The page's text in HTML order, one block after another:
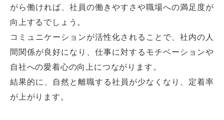
がら働ければ、社員の働きやすさや職場への満足度が
向上するでしょう。
コミュニケーションが活性化されることで、社内の人
間関係が良好になり、仕事に対するモチベーションや
自社への愛着心の向上につながります。
結果的に、自然と離職する社員が少なくなり、定着率
が上がります。